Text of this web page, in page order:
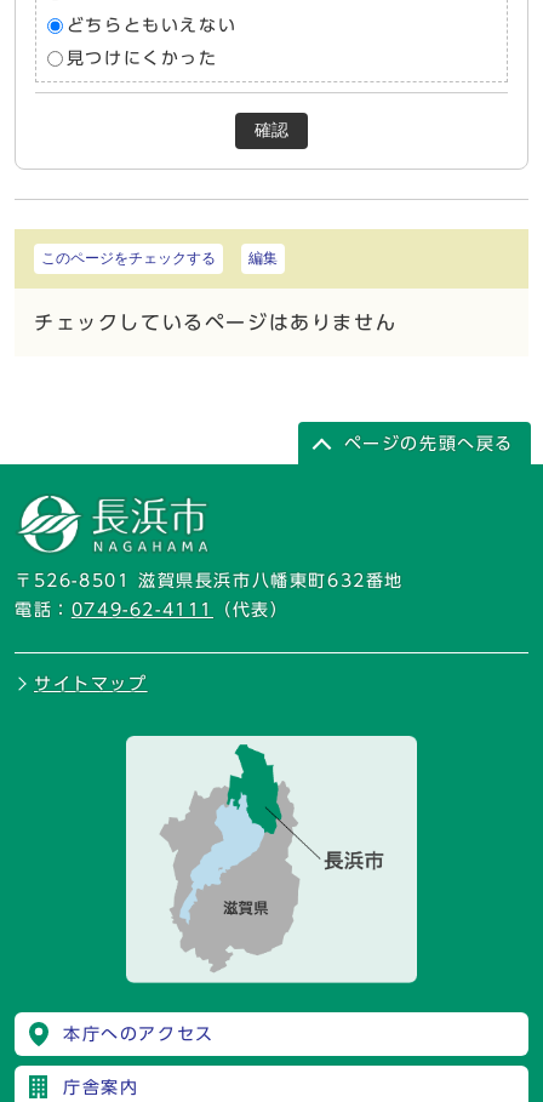
どちらともいえない
見つけにくかった
確認
このページをチェックする 編集
チェックしているページはありません
ページの先頭へ戻る
〒526-8501 滋賀県長浜市八幡東町632番地
電話： 0749-62-4111 （代表）
サイトマップ
本庁へのアクセス
庁舎案内